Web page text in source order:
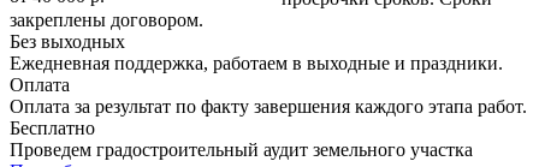
закреплены договором.
Без выходных
Ежедневная поддержка, работаем в выходные и праздники.
Оплата
Оплата за результат по факту завершения каждого этапа работ.
Бесплатно
Проведем градостроительный аудит земельного участка